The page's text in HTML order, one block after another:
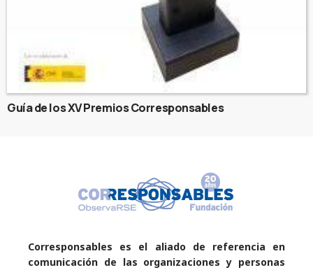
Guía de los XV Premios Corresponsables
Corresponsables es el aliado de referencia en
comunicación de las organizaciones y personas